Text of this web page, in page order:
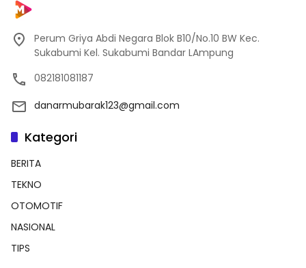
Perum Griya Abdi Negara Blok B10/No.10 BW Kec.
Sukabumi Kel. Sukabumi Bandar LAmpung
082181081187
danarmubarak123@gmail.com
Kategori
BERITA
TEKNO
OTOMOTIF
NASIONAL
TIPS